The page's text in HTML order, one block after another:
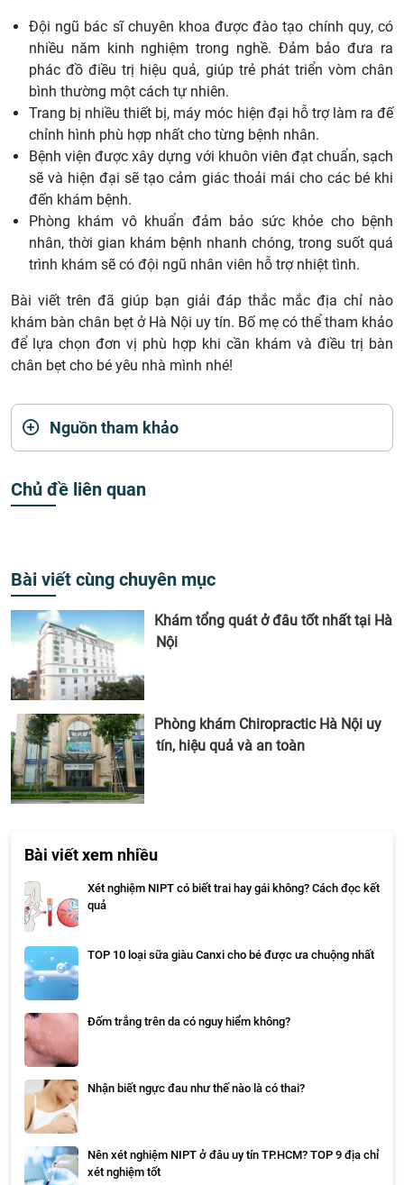
Đội ngũ bác sĩ chuyên khoa được đào tạo chính quy, có
nhiều năm kinh nghiệm trong nghề. Đảm bảo đưa ra
phác đồ điều trị hiệu quả, giúp trẻ phát triển vòm chân
bình thường một cách tự nhiên.
Trang bị nhiều thiết bị, máy móc hiện đại hỗ trợ làm ra đế
chỉnh hình phù hợp nhất cho từng bệnh nhân.
Bệnh viện được xây dựng với khuôn viên đạt chuẩn, sạch
sẽ và hiện đại sẽ tạo cảm giác thoải mái cho các bé khi
đến khám bệnh.
Phòng khám vô khuẩn đảm bảo sức khỏe cho bệnh
nhân, thời gian khám bệnh nhanh chóng, trong suốt quá
trình khám sẽ có đội ngũ nhân viên hỗ trợ nhiệt tình.
Bài viết trên đã giúp bạn giải đáp thắc mắc địa chỉ nào
khám bàn chân bẹt ở Hà Nội uy tín. Bố mẹ có thể tham khảo
để lựa chọn đơn vị phù hợp khi cần khám và điều trị bàn
chân bẹt cho bé yêu nhà mình nhé!
Nguồn tham khảo
Chủ đề liên quan
Bài viết cùng chuyên mục
Khám tổng quát ở đâu tốt nhất tại Hà
Nội
Phòng khám Chiropractic Hà Nội uy
tín, hiệu quả và an toàn
Bài viết xem nhiều
Xét nghiệm NIPT có biết trai hay gái không? Cách đọc kết
quả
TOP 10 loại sữa giàu Canxi cho bé được ưa chuộng nhất
Đốm trắng trên da có nguy hiểm không?
Nhận biết ngực đau như thế nào là có thai?
Nên xét nghiệm NIPT ở đâu uy tín TP.HCM? TOP 9 địa chỉ
xét nghiệm tốt